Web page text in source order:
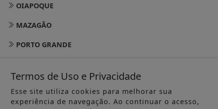
OIAPOQUE
MAZAGÃO
PORTO GRANDE
VITÓRIA DO JARI
Termos de Uso e Privacidade
Esse site utiliza cookies para melhorar sua
experiência de navegação. Ao continuar o acesso,